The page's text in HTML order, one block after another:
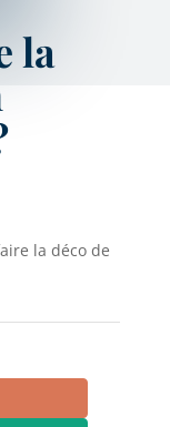
la
la déco de